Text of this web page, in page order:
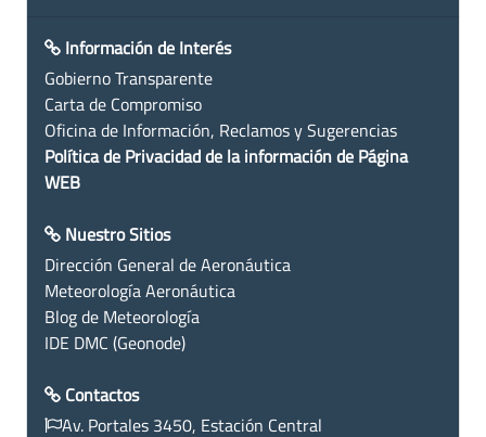
Información de Interés
Gobierno Transparente
Carta de Compromiso
Oficina de Información, Reclamos y Sugerencias
Política de Privacidad de la información de Página
WEB
Nuestro Sitios
Dirección General de Aeronáutica
Meteorología Aeronáutica
Blog de Meteorología
IDE DMC (Geonode)
Contactos
Av. Portales 3450, Estación Central